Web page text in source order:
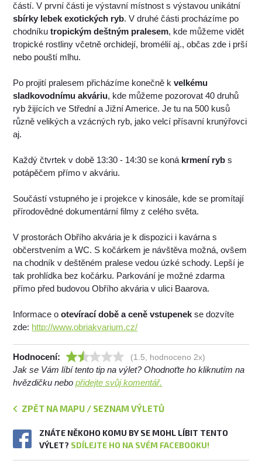
částí. V první části je výstavní místnost s výstavou unikátní
sbírky lebek exotických ryb. V druhé části procházíme po
chodníkutropickým deštným pralesem, kde můžeme vidět
tropické rostliny včetně orchidejí, bromélií aj., občas zde i prší
nebo pouští mlhu.
Po projití pralesem přicházíme konečně kvelkému
sladkovodnímu akváriu, kde můžeme pozorovat 40 druhů
ryb žijících ve Střední a Jižní Americe. Je tu na 500 kusů
různě velikých a vzácných ryb, jako velcí přísavní krunýřovci
aj.
Každý čtvrtek v době 13:30 - 14:30 se koná krmení ryb s
potápěčem přímo v akváriu.
Součástí vstupného je i projekce v kinosále, kde se promítají
přírodovědné dokumentární filmy z celého světa.
V prostorách Obřího akvária je k dispozici i kavárna s
občerstvením a WC. S kočárkem je návštěva možná, ovšem
na chodník v deštěném pralese vedou úzké schody. Lepší je
tak prohlídka bez kočárku. Parkování je možné zdarma
přímo před budovou Obřího akvária v ulici Baarova.
Informace ootevírací době a ceně vstupenek se dozvíte
zde: http://www.obriakvarium.cz/
Hodnocení: (1.5, hodnoceno 2x)
Jak se Vám líbí tento tip na výlet? Ohodnoťte ho kliknutím na
hvězdičku nebopřidejte svůj komentář.
ZPĚT NA MAPU / SEZNAM VÝLETŮ
ZNÁTE NĚKOHO KOMU BY SE MOHL LÍBIT TENTO
VÝLET? SDÍLEJTE HO NA SVÉM FACEBOOKU!